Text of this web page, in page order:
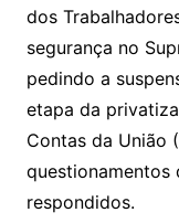
dos
segurança no
pedindo a
etapa da
Contas da União
questionamentos
respondidos.